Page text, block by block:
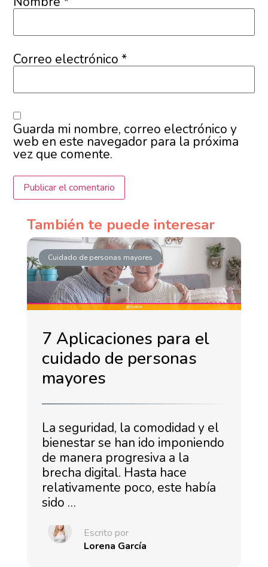
Correo electrónico*
Guarda mi nombre, correo electrónico y
web en este navegador para la próxima
vez que comente.
También te puede interesar
Cuidado de personas mayores
7 Aplicaciones para el
cuidado de personas
mayores
La seguridad, la comodidad y el
bienestar se han ido imponiendo
de manera progresiva a la
brecha digital. Hasta hace
relativamente poco, este había
sido …
Escrito por
Lorena García